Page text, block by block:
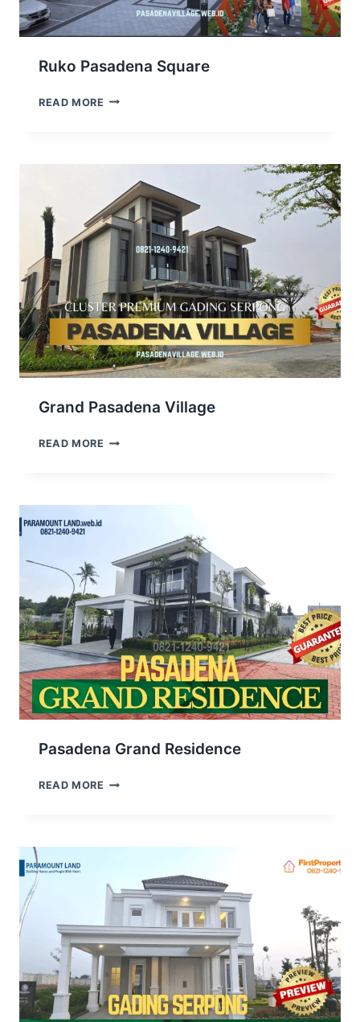
Ruko Pasadena Square
READ MORE RUKO
Grand Pasadena Village
READ MORE GRAND
Pasadena Grand Residence
READ MORE PASADENA